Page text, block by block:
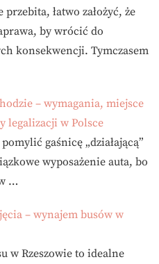
przebita, łatwo założyć, że
by wrócić do
konsekwencji. Tymczasem
– wymagania, miejsce
legalizacji w Polsce
gaśnicę „działającą”
wyposażenie auta, bo
…
– wynajem busów w
w Rzeszowie to idealne